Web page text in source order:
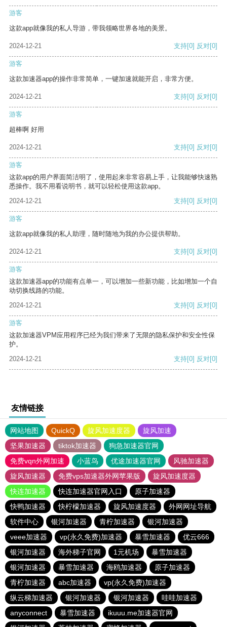
游客
这款app就像我的私人导游，带我领略世界各地的美景。
2024-12-21 支持[0] 反对[0]
游客
这款加速器app的操作非常简单，一键加速就能开启，非常方便。
2024-12-21 支持[0] 反对[0]
游客
超棒啊 好用
2024-12-21 支持[0] 反对[0]
游客
这款app的用户界面简洁明了，使用起来非常容易上手，让我能够快速熟
悉操作。我不用看说明书，就可以轻松使用这款app。
2024-12-21
支持[0] 反对[0]
游客
这款app就像我的私人助理，随时随地为我的办公提供帮助。
2024-12-21 支持[0] 反对[0]
游客
这款加速器app的功能有点单一，可以增加一些新功能，比如增加一个自
动切换线路的功能。
2024-12-21
支持[0] 反对[0]
游客
这款加速器VPM应用程序已经为我们带来了无限的隐私保护和安全性保
护。
2024-12-21
支持[0] 反对[0]
友情链接
网站地图 QuickQ 旋风加速度器
旋风加速
坚果加速器
tiktok加速器
狗急加速器官网
免费vqn外网加速
小蓝鸟 优途加速器官网
风驰加速器
旋风加速器
免费vps加速器外网苹果版
旋风加速度器
快连加速器
快连加速器官网入口
原子加速器
快鸭加速器
快柠檬加速器 旋风加速度器
外网网址导航
软件中心
银河加速器 青柠加速器
银河加速器
veee加速器
vp(永久免费)加速器 暴雪加速器
优云666
银河加速器
海外梯子官网 1元机场
暴雪加速器
银河加速器
暴雪加速器 海鸥加速器
原子加速器
青柠加速器
abc加速器
vp(永久免费)加速器
纵云梯加速器
银河加速器 银河加速器
哇哇加速器
anyconnect
暴雪加速器
ikuuu.me加速器官网